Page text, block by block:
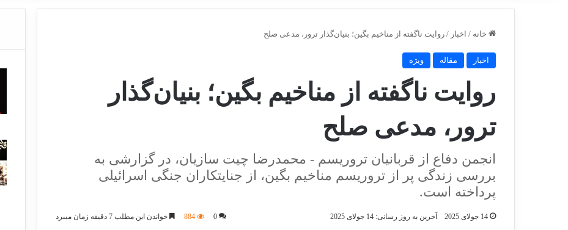
خانه / اخبار / روایت ناگفته از مناخیم بگین؛ بنیان‌گذار ترور، مدعی صلح
اخبار مقاله ویژه
روایت ناگفته از مناخیم بگین؛ بنیان‌گذار
ترور، مدعی صلح
انجمن دفاع از قربانیان تروریسم - محمدرضا چیت سازیان، در گزارشی به
بررسی زندگی پر از تروریسم مناخیم بگین، از جنایتکاران جنگی اسرائیلی
پرداخته است.
14 جولای 2025 آخرین به روز رسانی: 14 جولای 2025 0
884 خواندن این مطلب 7 دقیقه زمان میبرد